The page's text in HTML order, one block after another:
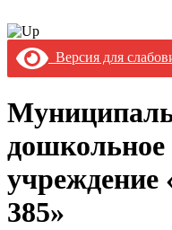
Версия для
дошкольное
учреждение
385»